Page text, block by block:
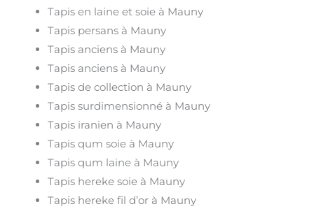
Tapis en laine et soie à Mauny
Tapis persans à Mauny
Tapis anciens à Mauny
Tapis anciens à Mauny
Tapis de collection à Mauny
Tapis surdimensionné à Mauny
Tapis iranien à Mauny
Tapis qum soie à Mauny
Tapis qum laine à Mauny
Tapis hereke soie à Mauny
Tapis hereke fil d’or à Mauny